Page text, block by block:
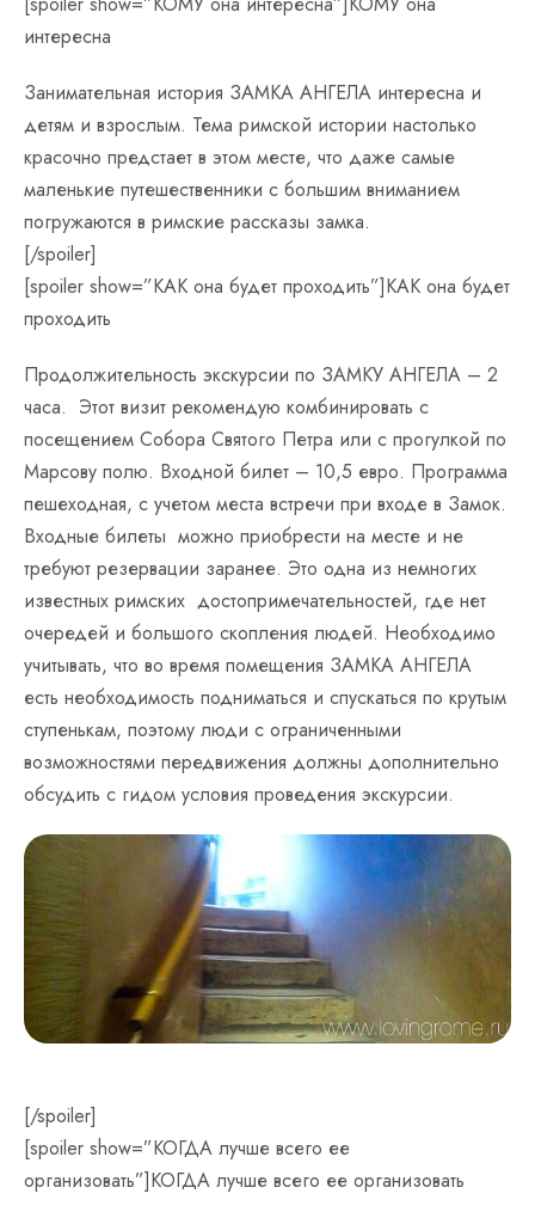
интересна
Занимательная история ЗАМКА АНГЕЛА интересна и
детям и взрослым. Тема римской истории настолько
красочно предстает в этом месте, что даже самые
маленькие путешественники с большим вниманием
погружаются в римские рассказы замка.
[/spoiler]
[spoiler show=”КАК она будет проходить”]КАК она будет
проходить
Продолжительность экскурсии по ЗАМКУ АНГЕЛА – 2
часа. Этот визит рекомендую комбинировать с
посещением Собора Святого Петра или с прогулкой по
Марсову полю. Входной билет – 10,5 евро. Программа
пешеходная, с учетом места встречи при входе в Замок.
Входные билеты можно приобрести на месте и не
требуют резервации заранее. Это одна из немногих
известных римских достопримечательностей, где нет
очередей и большого скопления людей. Необходимо
учитывать, что во время помещения ЗАМКА АНГЕЛА
есть необходимость подниматься и спускаться по крутым
ступенькам, поэтому люди с ограниченными
возможностями передвижения должны дополнительно
обсудить с гидом условия проведения экскурсии.
[/spoiler]
[spoiler show=”КОГДА лучше всего ее
организовать”]КОГДА лучше всего ее организовать